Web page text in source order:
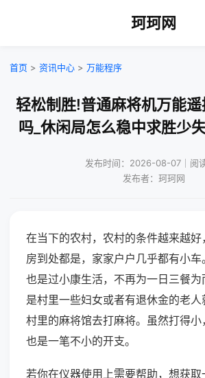
珂珂网
首页 > 资讯中心 > 万能程序
轻松制胜!普通麻将机万能遥
吗_休闲局怎么稳中求胜少
发布时间：2026-08-07｜阅
发布者：珂珂网
在当下的农村，农村的条件越来越
房到处都是，家家户户几乎都有小
也是过小康生活，不再为一日三餐
是村里一些妇女或者有退休金的老人
村里的麻将馆去打麻将。虽然打得
也是一笔不小的开支。
若你在仪器使用上需要帮助，想获